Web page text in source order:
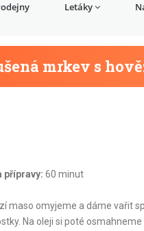
Letáky
mrkev s
přípravy: 60 minut
maso omyjeme a dáme vařit
Na oleji si poté